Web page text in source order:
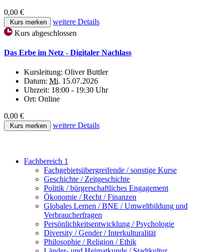
0,00 €
Kurs merken
weitere Details
Kurs abgeschlossen
Das Erbe im Netz - Digitaler Nachlass
Kursleitung: Oliver Buttler
Datum: Mi. 15.07.2026
Uhrzeit: 18:00 - 19:30 Uhr
Ort: Online
0,00 €
Kurs merken weitere Details
Fachbereich 1
Fachgebietsübergreifende / sonstige Kurse
Geschichte / Zeitgeschichte
Politik / bürgerschaftliches Engagement
Ökonomie / Recht / Finanzen
Globales Lernen / BNE / Umweltbildung und
Verbraucherfragen
Persönlichkeitsentwicklung / Psychologie
Diversity / Gender / Interkulturalität
Philosophie / Religion / Ethik